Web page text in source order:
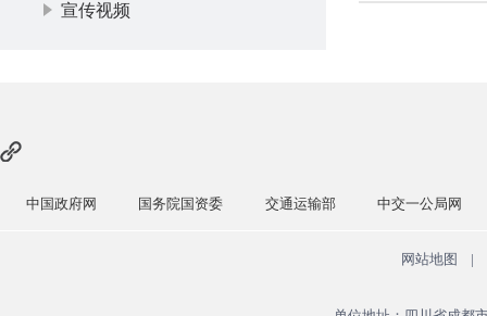
宣传视频
中国政府网 国务院国资委 交通运输部 中交一公局网
网站地图 |